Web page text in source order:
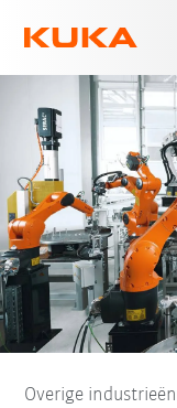
Voordelen
Overige industrieën